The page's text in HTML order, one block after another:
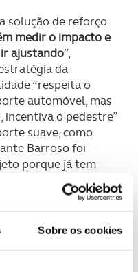
Sobre os cookies
solução de reforço
medir o impacto e
ajustando”,
da
“respeita o
automóvel, mas
o pedestre”
suave, como
Barroso foi
porque já tem
num bairro
com bastante
liceu.